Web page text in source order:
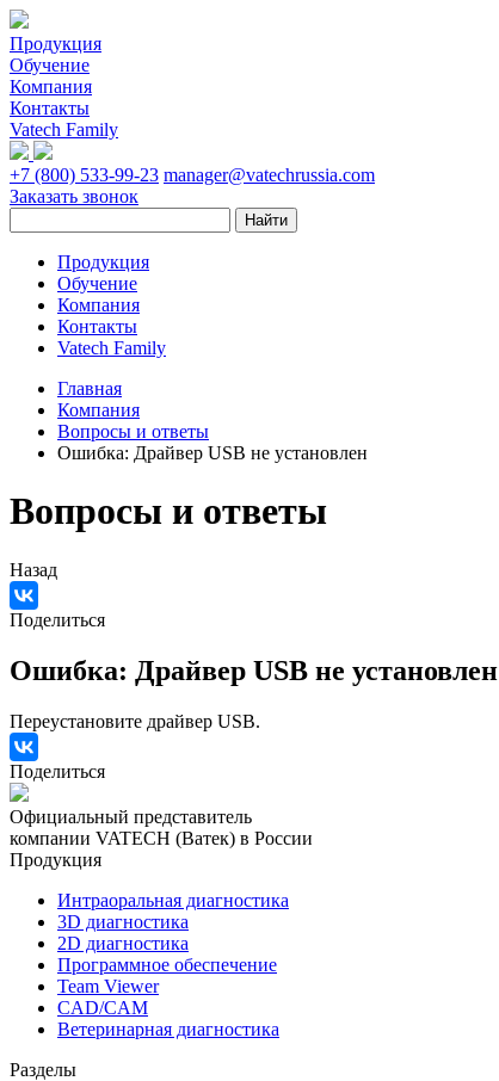
Продукция
Обучение
Компания
Контакты
Vatech Family
+7 (800) 533-99-23 manager@vatechrussia.com
Заказать звонок
Продукция
Обучение
Компания
Контакты
Vatech Family
Главная
Компания
Вопросы и ответы
Ошибка: Драйвер USB не установлен
Вопросы и ответы
Назад
Поделиться
Ошибка: Драйвер USB не установлен
Переустановите драйвер USB.
Поделиться
Официальный представитель
компании VATECH (Ватек) в России
Продукция
Интраоральная диагностика
3D диагностика
2D диагностика
Программное обеспечение
Team Viewer
CAD/CAM
Ветеринарная диагностика
Разделы